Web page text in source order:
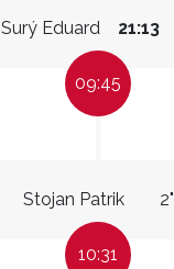
Surý Eduard 21:13
09:45
Stojan Patrik 2"
10:31